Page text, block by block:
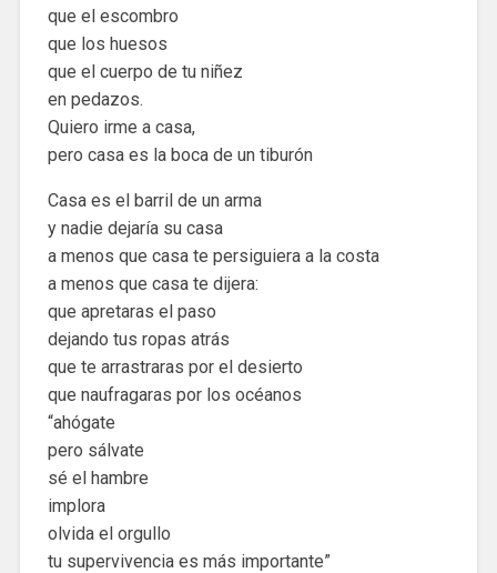
que el escombro
que los huesos
que el cuerpo de tu niñez
en pedazos.
Quiero irme a casa,
pero casa es la boca de un tiburón
Casa es el barril de un arma
y nadie dejaría su casa
a menos que casa te persiguiera a la costa
a menos que casa te dijera:
que apretaras el paso
dejando tus ropas atrás
que te arrastraras por el desierto
que naufragaras por los océanos
“ahógate
pero sálvate
sé el hambre
implora
olvida el orgullo
tu supervivencia es más importante”